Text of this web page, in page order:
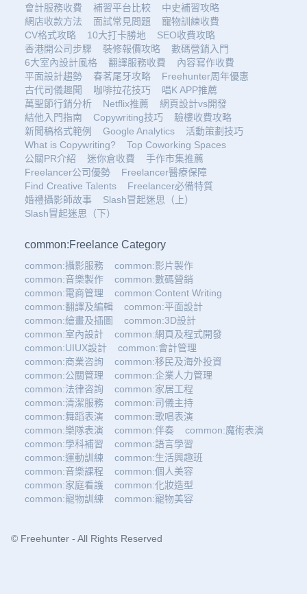
會計服務收費
補習平台比較
中史補習攻略
網店收款方法
面試常見問題
寵物訓練收費
CV格式攻略
10大打卡勝地
SEO收費攻略
香港開公司步驟
裝修報價攻略
數碼營銷入門
6大室內設計風格
翻譯服務收費
內容寫作收費
平面設計趨勢
春茗尾牙攻略
Freehunter周年優惠
古代司儀趣聞
咖啡拉花技巧
唱K APP推薦
萬聖節行銷分析
Netflix推薦
網頁設計vs開發
結他入門指南
Copywriting技巧
驗樓收費攻略
新聞稿格式範例
Google Analytics
活動策劃技巧
What is Copywriting?
Top Coworking Spaces
公關PR介紹
迷你倉收費
手作市集推薦
Freelancer公司優勢
Freelancer醫療保障
Find Creative Talents
Freelancer必備特質
婚禮攝影師故事
Slash冒起迷思（上）
Slash冒起迷思（下）
common:Freelance Category
common:攝影服務
common:影片製作
common:音樂製作
common:數碼營銷
common:電商管理
common:Content Writing
common:翻譯及編輯
common:平面設計
common:繪畫及插圖
common:3D設計
common:室內設計
common:網頁及程式開發
common:UIUX設計
common:會計管理
common:商業咨詢
common:移民及海外投資
common:公關管理
common:企業人力管理
common:法律咨詢
common:家居工程
common:清潔服務
common:司儀主持
common:舞蹈表演
common:歌唱表演
common:樂隊表演
common:伴奏
common:魔術表演
common:學科補習
common:語言學習
common:運動訓練
common:生活興趣班
common:音樂課程
common:個人美容
common:家庭看護
common:化妝造型
common:寵物訓練
common:寵物美容
© Freehunter - All Rights Reserved